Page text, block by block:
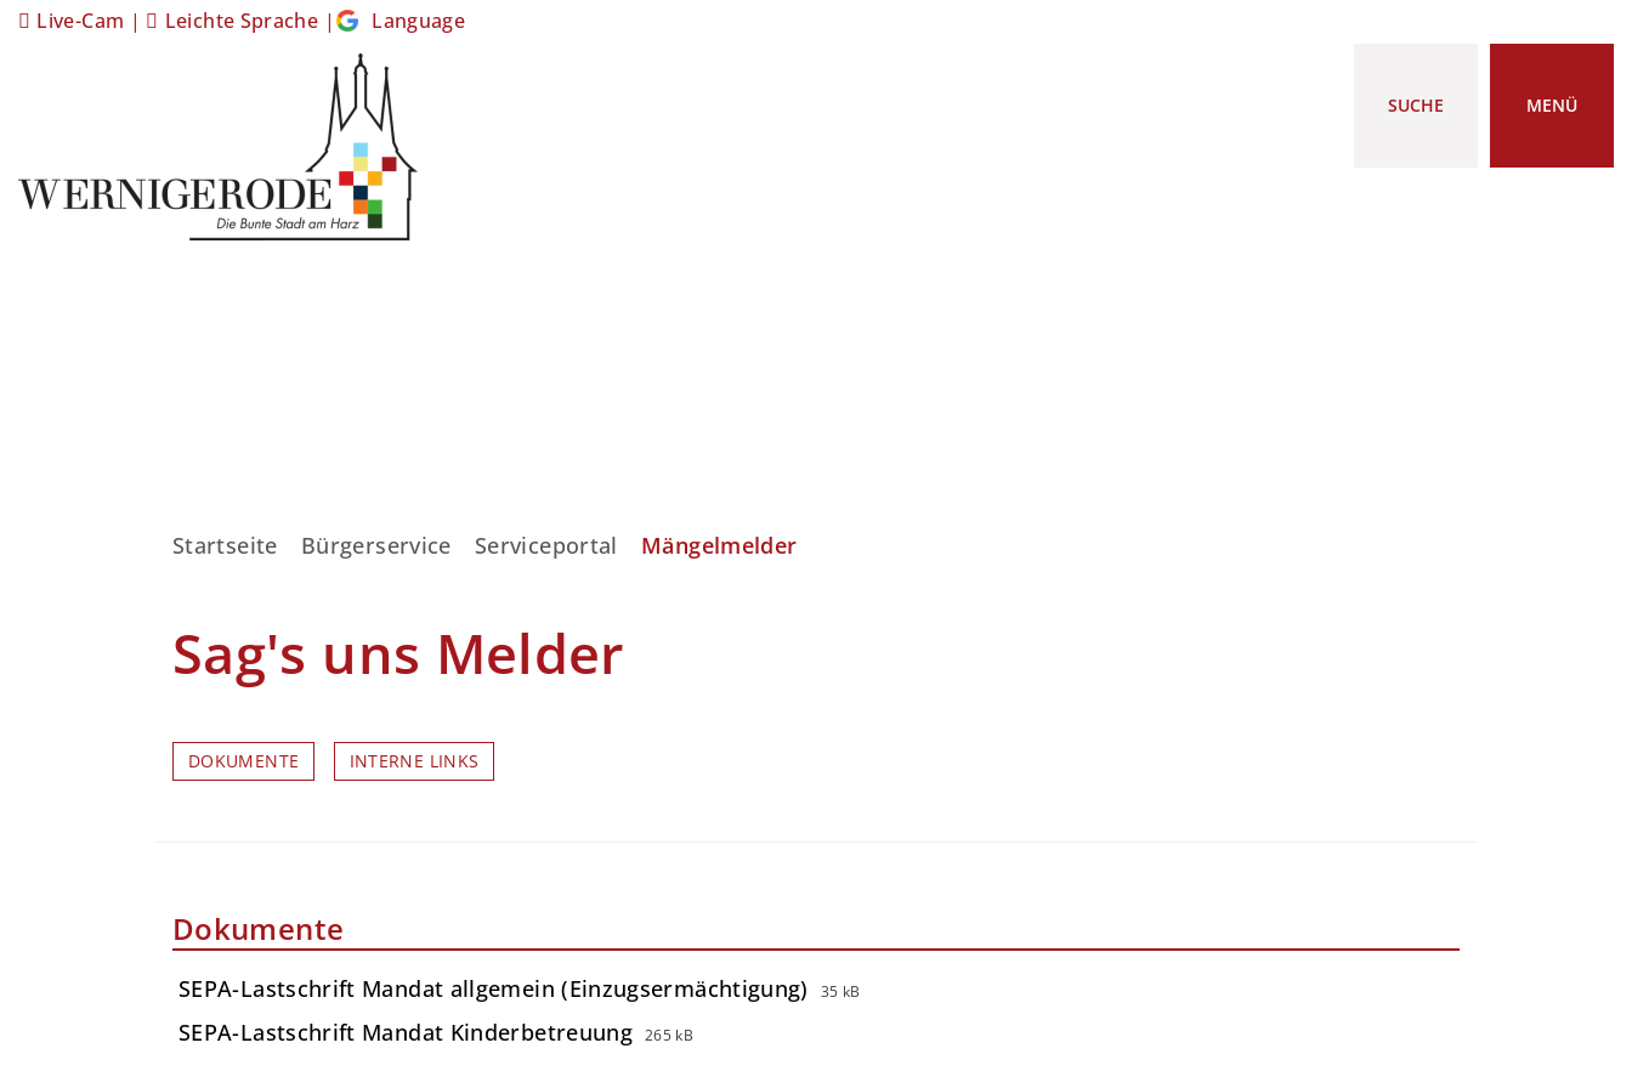
Live-Cam | Leichte Sprache | Language
SUCHE MENÜ
Startseite Bürgerservice Serviceportal Mängelmelder
Sag's uns Melder
DOKUMENTE INTERNE LINKS
Dokumente
SEPA-Lastschrift Mandat allgemein (Einzugsermächtigung) 35 kB
SEPA-Lastschrift Mandat Kinderbetreuung 265 kB